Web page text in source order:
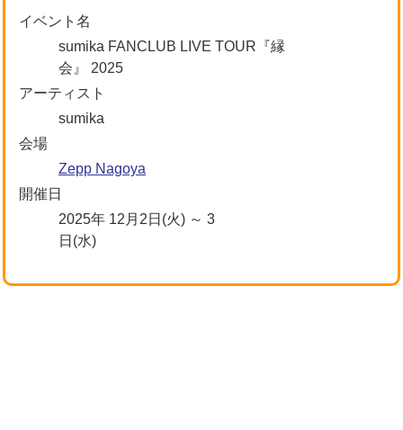
イベント名
sumika FANCLUB LIVE TOUR『縁
会』 2025
アーティスト
sumika
会場
Zepp Nagoya
開催日
2025年 12月2日(火) ～ 3
日(水)